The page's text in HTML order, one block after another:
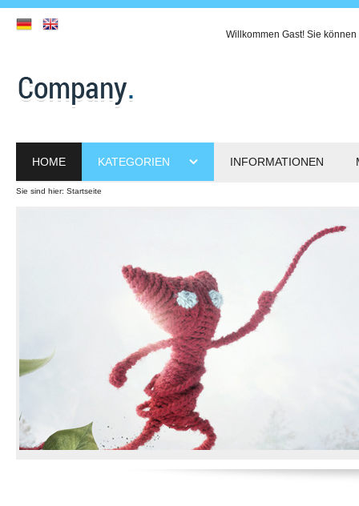
Willkommen Gast! Sie
HOME KATEGORIEN INFORMATIONEN
Sie sind hier: Startseite